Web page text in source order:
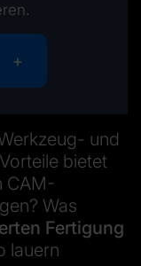
und
bietet
CAM-
Was
Fertigung
lauern